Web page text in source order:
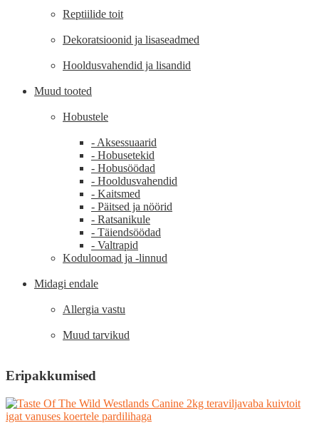
Reptiilide toit
Dekoratsioonid ja lisaseadmed
Hooldusvahendid ja lisandid
Muud tooted
Hobustele
- Aksessuaarid
- Hobusetekid
- Hobusöödad
- Hooldusvahendid
- Kaitsmed
- Päitsed ja nöörid
- Ratsanikule
- Täiendsöödad
- Valtrapid
Koduloomad ja -linnud
Midagi endale
Allergia vastu
Muud tarvikud
Eripakkumised